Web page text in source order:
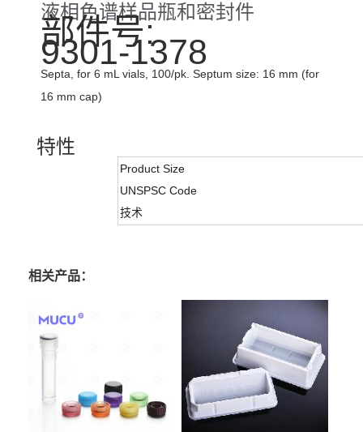
液相色谱样品瓶和密封件
部件号:
9301-1378
Septa, for 6 mL vials, 100/pk. Septum size: 16 mm (for
16 mm cap)
特性
Product Size
UNSPSC Code
技术
相关产品：